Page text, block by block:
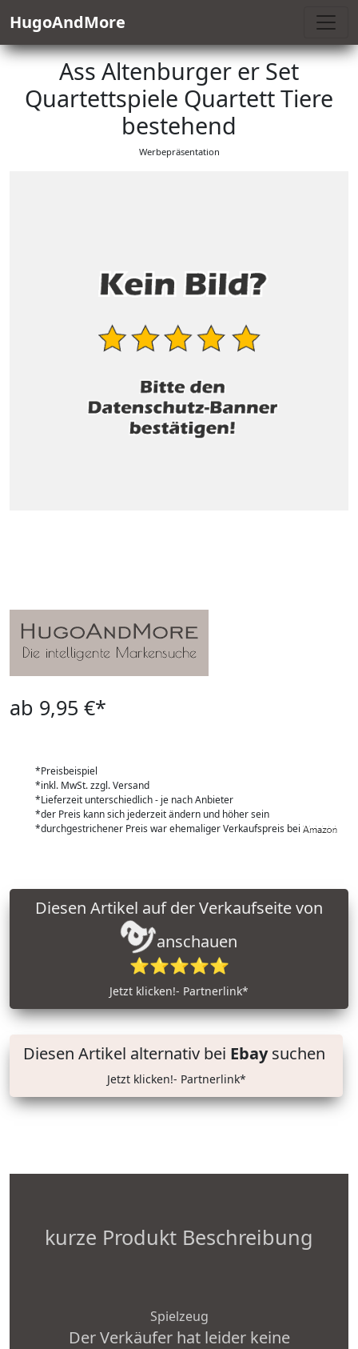
HugoAndMore
Ass Altenburger er Set
Quartettspiele Quartett Tiere
bestehend
Werbepräsentation
ab 9,95 €*
*Preisbeispiel
*inkl. MwSt. zzgl. Versand
*Lieferzeit unterschiedlich - je nach Anbieter
*der Preis kann sich jederzeit ändern und höher sein
*durchgestrichener Preis war ehemaliger Verkaufspreis bei
anschauen
⭐⭐⭐⭐⭐
Jetzt klicken!- Partnerlink*
Diesen Artikel alternativ bei Ebaysuchen
Jetzt klicken!- Partnerlink*
kurze Produkt Beschreibung
Spielzeug
Der Verkäufer hat leider keine